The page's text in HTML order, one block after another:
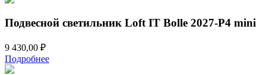
720,00 ₽.
Подвесной светильник Loft IT Bolle 2027-P4 mini
9 430,00 ₽
Подробнее